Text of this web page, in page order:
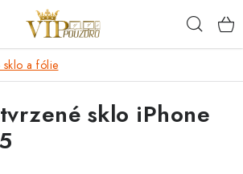
- SKLO A FÓLIE
a fólie
sklo iPhone